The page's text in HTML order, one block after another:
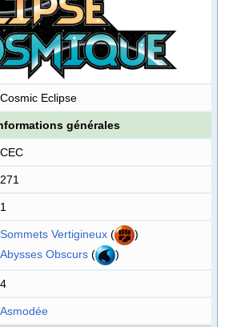
Cosmic Eclipse
générales
CEC
271
1
Sommets Vertigineux (
)
Abysses Obscurs ( )
4
Asmodée